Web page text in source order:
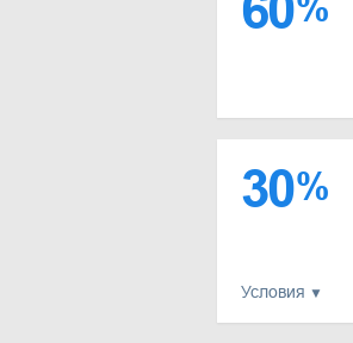
30%
Условия